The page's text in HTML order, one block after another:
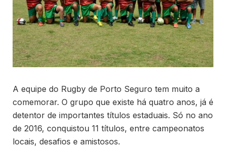
A equipe do Rugby de Porto Seguro tem muito a
comemorar. O grupo que existe há quatro anos, já é
detentor de importantes títulos estaduais. Só no ano
de 2016, conquistou 11 títulos, entre campeonatos
locais, desafios e amistosos.